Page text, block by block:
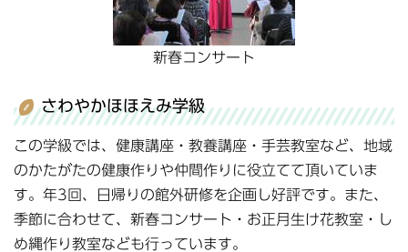
新春コンサート
さわやかほほえみ学級
この学級では、健康講座・教養講座・手芸教室など、地域
のかたがたの健康作りや仲間作りに役立てて頂いていま
す。年3回、日帰りの館外研修を企画し好評です。また、
季節に合わせて、新春コンサート・お正月生け花教室・し
め縄作り教室なども行っています。